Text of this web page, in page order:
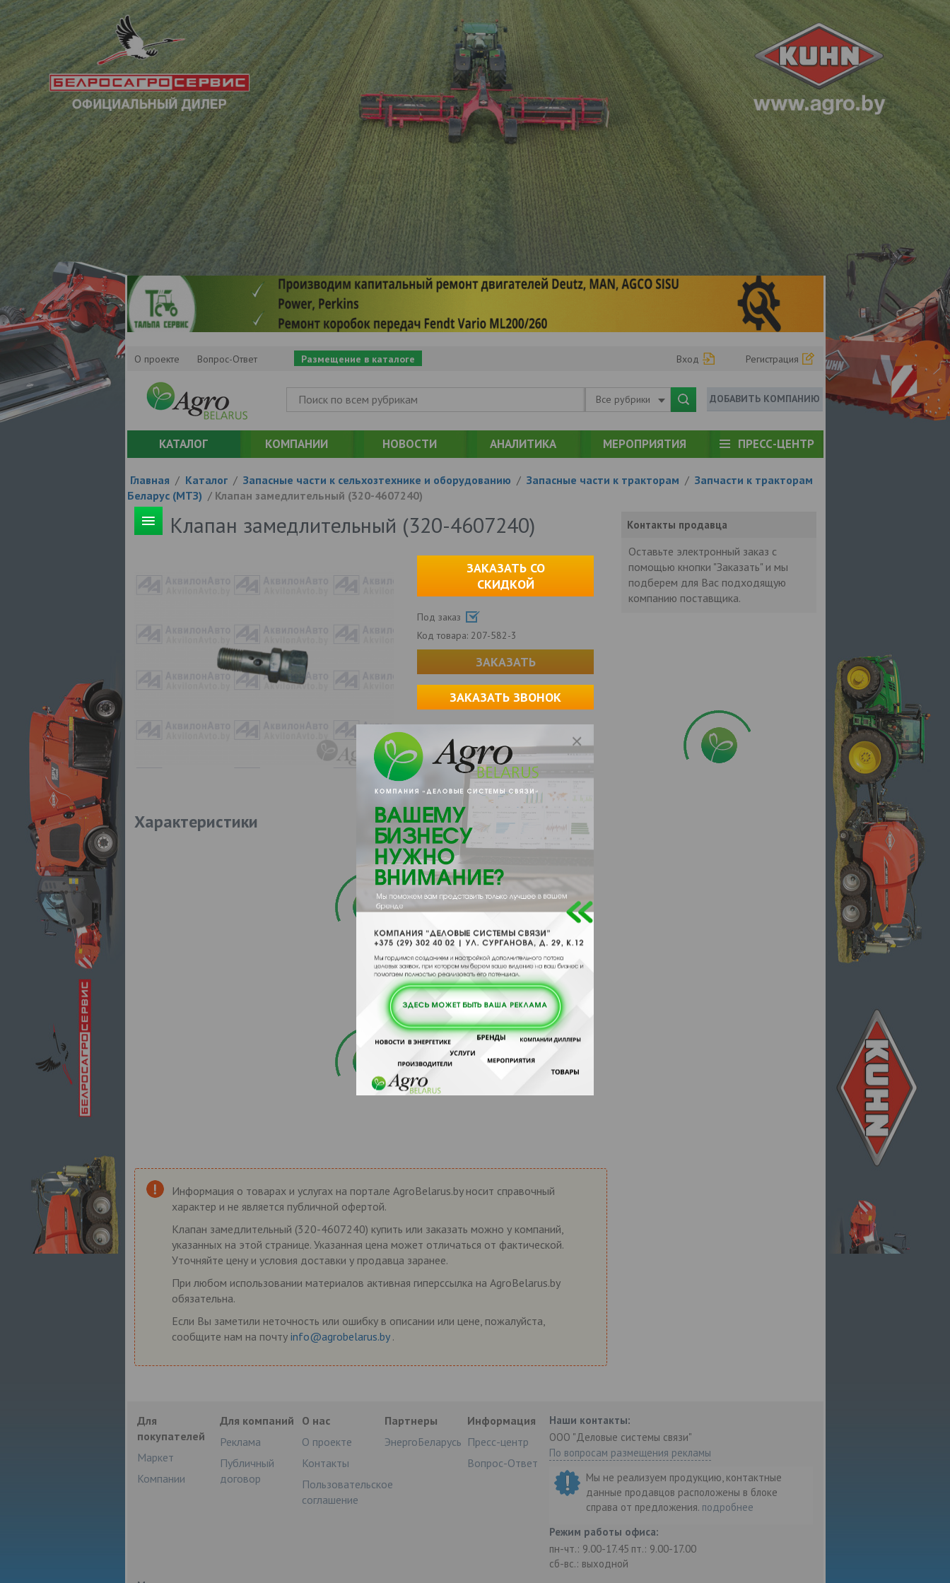
О проекте Вопрос-Ответ Размещение в каталоге Вход Регистрация
Все рубрики ДОБАВИТЬ КОМПАНИЮ
КАТАЛОГ КОМПАНИИ НОВОСТИ АНАЛИТИКА МЕРОПРИЯТИЯ ПРЕСС-ЦЕНТР
Главная / Каталог / Запасные части к сельхозтехнике и оборудованию / Запасные части к тракторам / Запчасти к тракторам
Беларус (МТЗ) / Клапан замедлительный (320-4607240)
Клапан замедлительный (320-4607240)
ЗАКАЗАТЬ СО
СКИДКОЙ
Под заказ
Код товара: 207-582-3
ЗАКАЗАТЬ
ЗАКАЗАТЬ ЗВОНОК
Характеристики
Контакты продавца
Оставьте электронный заказ с
помощью кнопки "Заказать" и мы
подберем для Вас подходящую
компанию поставщика.
Информация о товарах и услугах на портале AgroBelarus.by носит справочный
характер и не является публичной офертой.
Клапан замедлительный (320-4607240) купить или заказать можно у компаний,
указанных на этой странице. Указанная цена может отличаться от фактической.
Уточняйте цену и условия доставки у продавца заранее.
При любом использовании материалов активная гиперссылка на AgroBelarus.by
обязательна.
Если Вы заметили неточность или ошибку в описании или цене, пожалуйста,
сообщите нам на почту info@agrobelarus.by .
Для
покупателей
Маркет
Компании
Для компаний
Реклама
Публичный
договор
О нас
О проекте
Контакты
Пользовательское
соглашение
Партнеры
ЭнергоБеларусь
Информация
Пресс-центр
Вопрос-Ответ
Наши контакты:
ООО "Деловые системы связи"
По вопросам размещения рекламы
Мы не реализуем продукцию, контактные
данные продавцов расположены в блоке
справа от предложения. подробнее
Режим работы офиса:
пн-чт.: 9.00-17.45 пт.: 9.00-17.00
сб-вс.: выходной